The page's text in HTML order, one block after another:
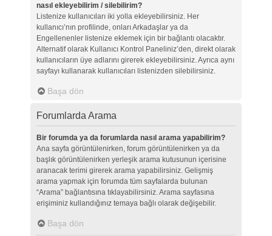
nasıl ekleyebilirim / silebilirim?
Listenize kullanıcıları iki yolla ekleyebilirsiniz. Her
kullanıcı’nın profilinde, onları Arkadaşlar ya da
Engellenenler listenize eklemek için bir bağlantı olacaktır.
Alternatif olarak Kullanıcı Kontrol Paneliniz’den, direkt olarak
kullanıcıların üye adlarını girerek ekleyebilirsiniz. Ayrıca aynı
sayfayı kullanarak kullanıcıları listenizden silebilirsiniz.
Başa dön
Forumlarda Arama
Bir forumda ya da forumlarda nasıl arama yapabilirim?
Ana sayfa görüntülenirken, forum görüntülenirken ya da
başlık görüntülenirken yerleşik arama kutusunun içerisine
aranacak terimi girerek arama yapabilirsiniz. Gelişmiş
arama yapmak için forumda tüm sayfalarda bulunan
“Arama” bağlantısına tıklayabilirsiniz. Arama sayfasına
erişiminiz kullandığınız temaya bağlı olarak değişebilir.
Başa dön